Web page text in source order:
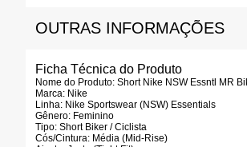
OUTRAS INFORMAÇÕES
Ficha Técnica do Produto
Nome do Produto: Short Nike NSW Essntl MR
Marca: Nike
Linha: Nike Sportswear (NSW) Essentials
Gênero: Feminino
Tipo: Short Biker / Ciclista
Cós/Cintura: Média (Mid-Rise)